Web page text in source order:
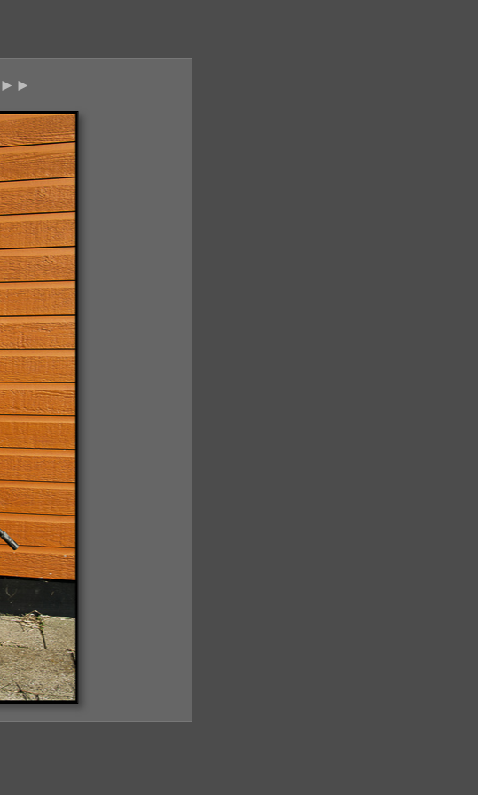
►►